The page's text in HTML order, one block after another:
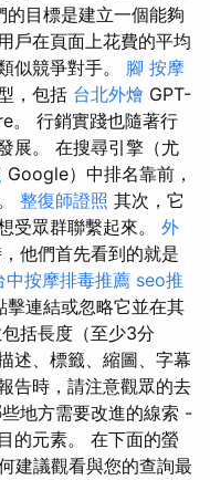
的目標是建立一個能夠
戶在頁面上花費的平均
似競爭對手。 腳 按摩
，包括 台北外燴 GPT-
。 行銷實踐也隨著行
展。 在搜尋引擎（尤
Google）中排名靠前，
整復師證照 其次，它
受眾群聯繫起來。 外
他們首先看到的就是
中按摩排毒推薦 seo推
擊連結或忽略它並在其
括長度（至少3分
述、標籤、縮圖、字幕
告時，請注意觀眾的去
地方需要改進的線索 -
的元素。 在下面的螢
建議觀看與您的查詢最